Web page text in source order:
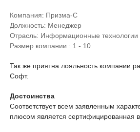
Компания: Призма-С
Должность: Менеджер
Отрасль: Информационные технологии
Размер компании : 1 - 10
Так же приятна лояльность компании
Софт.
Достоинства
Соответствует всем заявленным
плюсом является сертифицированная